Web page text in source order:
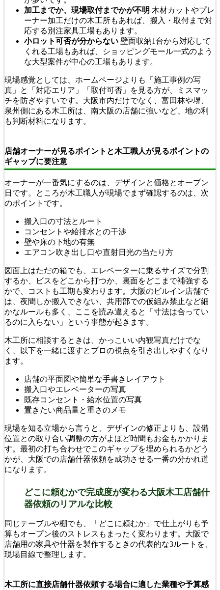
加工までか、現場取付までかが不明 木材カットやプレ
ーナー加工だけの木工所もあれば、搬入・取付まで対
応する別注家具工場もあります。
小ロット可否が分からない 壁面収納1台から対応して
くれる工場もあれば、ショッピングモール一式のよう
な大型案件が中心の工場もあります。
現場感覚としては、ホームページよりも「施工事例の写
真」と「対応エリア」「取付可否」を見る方が、ミスマッ
チを防ぎやすいです。大阪市内だけでなく、富田林や堺、
泉州側にある木工所は、南大阪の店舗に強いなど、地の利
も判断材料になります。
店舗オーナーが見るポイントと木工職人が見るポイントの
ギャップに要注意
オーナーが一番気にするのは、デザインと価格とオープン
日です。ところが木工職人が現場でまず確認するのは、次
のポイントです。
搬入口の寸法とルート
コンセントや給排水との干渉
壁や床の下地の有無
エアコン吹き出し口や直射日光の当たり方
図面上はただの箱でも、エレベーターに乗るサイズで分割
するか、ビスをどこから打つか、裏面をどこまで補強する
かで、コストも工期も変わります。大阪のビルイン店舗で
は、夜間しか搬入できない、共用部での仮組み禁止など細
かなルールも多く、ここを読み違えると「寸法は合ってい
るのに入らない」という事態が起きます。
木工所に相談するときは、かっこいい内観写真だけでな
く、以下を一緒に渡すとプロの視点を引き出しやすくなり
ます。
店舗の平面図や簡単な手書きレイアウト
搬入口やエレベーターの写真
既存コンセント・給水位置の写真
置きたい商品量と重さのメモ
現場を知る立場から言うと、デザインの修正よりも、設備
位置との取り合い調整の方がよほど時間もお金もかかりま
す。最初の打ち合わせでこのギャップを埋められるかどう
かが、大阪での店舗什器依頼を成功させる一番の分かれ道
になります。
どこに頼むかで完成度が変わる大阪木工店舗什
器依頼のリアルな比較
同じテーブルや棚でも、「どこに頼むか」で仕上がりも予
算もオープン後のストレスもまったく変わります。大阪で
店舗用の家具や什器を製作するときの代表的な3ルートを、
現場目線で整理します。
木工所に直接店舗什器依頼する場合に適した業種や予算感